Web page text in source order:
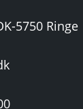
5750 Ringe